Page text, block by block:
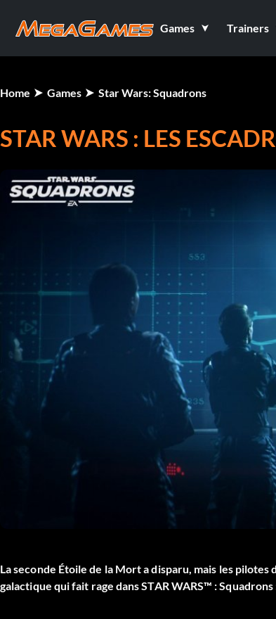
Games Trainers
Home Games Star Wars: Squadrons
STAR WARS : LES
La seconde Étoile de la Mort a disparu, mais les
galactique qui fait rage dans STAR WARS™ :